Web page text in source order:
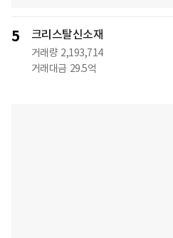
5 크리스탈신소재
거래량 2,193,714
거래대금 29.5억